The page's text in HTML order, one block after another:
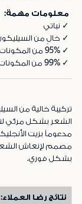
معلومات مهمة:
✓ نباتي
✓ خالٍ من
✓ 95% من المكونات طبيعية
✓ 99% من المكونات قابلة للتحلل البيولوجي بسرعة
تركيبة خالية من
الشعر بشكل مرئي
مدعوماً بزيت
مصمم لإنعاش الشعر
بشكل فوري.
نتائج رضا العملاء: